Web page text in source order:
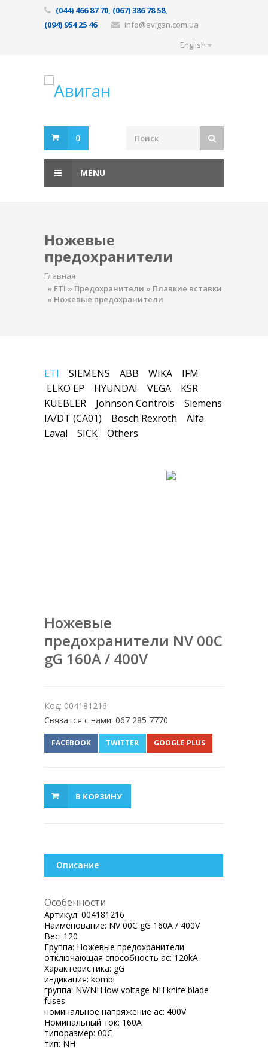
(044) 466 87 70, (067) 386 78 58,
(094) 954 25 46
info@avigan.com.ua
English
0
MENU
Ножевые
предохранители
Главная
» ETI » Предохранители » Плавкие вставки
» Ножевые предохранители
ETI SIEMENS ABB WIKA
IFM
ELKO EP
HYUNDAI VEGA
KSR
KUEBLER
Johnson Controls
Siemens
IA/DT (CA01)
Bosch Rexroth
Alfa
Laval
SICK Others
Ножевые
предохранители NV 00C
gG 160A / 400V
Код: 004181216
Связатся с нами: 067 285 7770
FACEBOOK TWITTER GOOGLE PLUS
В КОРЗИНУ
Описание
Особенности
Артикул: 004181216
Наименование: NV 00C gG 160A / 400V
Вес: 120
Группа: Ножевые предохранители
отключающая способность ac: 120kA
Характеристика: gG
индикация: kombi
группа: NV/NH low voltage NH knife blade
fuses
номинальное напряжение ac: 400V
Номинальный ток: 160A
типоразмер: 00C
тип: NH